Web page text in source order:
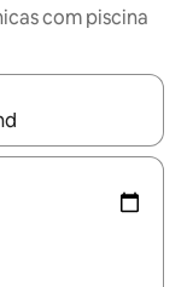
com piscina
explore-os